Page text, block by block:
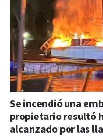
Se incendió una
propietario resultó
alcanzado por las